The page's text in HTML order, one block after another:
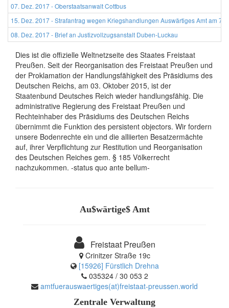
07. Dez. 2017 - Oberstaatsanwalt Cottbus
15. Dez. 2017 - Strafantrag wegen Kriegshandlungen Auswärtiges Amt am 7.
08. Dez. 2017 - Brief an Justizvollzugsanstalt Duben-Luckau
Dies ist die offizielle Weltnetzseite des Staates Freistaat
Preußen. Seit der Reorganisation des Freistaat Preußen und
der Proklamation der Handlungsfähigkeit des Präsidiums des
Deutschen Reichs, am 03. Oktober 2015, ist der
Staatenbund Deutsches Reich wieder handlungsfähig. Die
administrative Regierung des Freistaat Preußen und
Rechteinhaber des Präsidiums des Deutschen Reichs
übernimmt die Funktion des persistent objectors. Wir fordern
unsere Bodenrechte ein und die alliierten Besatzermächte
auf, ihrer Verpflichtung zur Restitution und Reorganisation
des Deutschen Reiches gem. § 185 Völkerrecht
nachzukommen. -status quo ante bellum-
Au$wärtige$ Amt
Freistaat Preußen
Crinitzer Straße 19c
[15926] Fürstlich Drehna
035324 / 30 053 2
amtfuerauswaertiges(at)freistaat-preussen.world
Zentrale Verwaltung